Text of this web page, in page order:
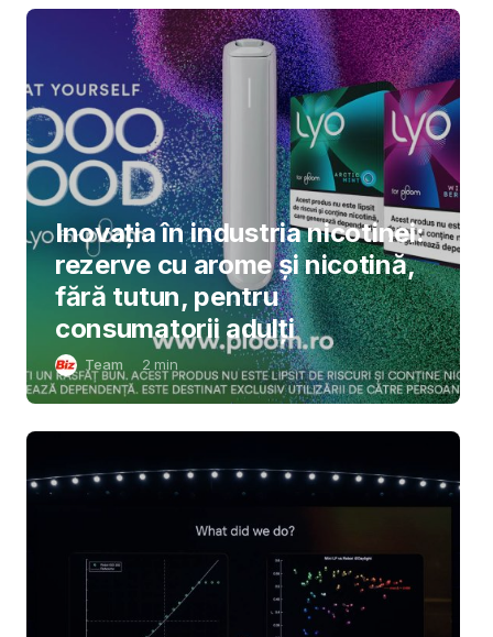
Inovația în industria nicotinei:
rezerve cu arome și nicotină,
fără tutun, pentru
consumatorii adulți
Team 2 min